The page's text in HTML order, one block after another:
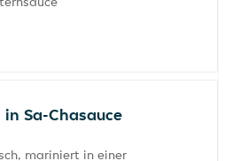
Sa-Chasauce
mariniert in einer